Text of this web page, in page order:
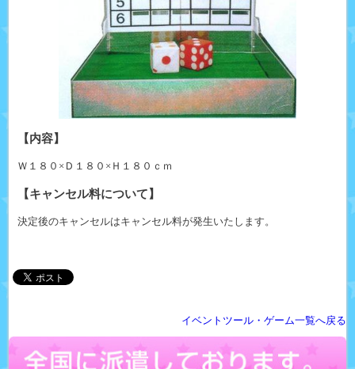
【内容】
Ｗ１８０×Ｄ１８０×Ｈ１８０ｃｍ
【キャンセル料について】
決定後のキャンセルはキャンセル料が発生いたします。
イベントツール・ゲーム一覧へ戻る